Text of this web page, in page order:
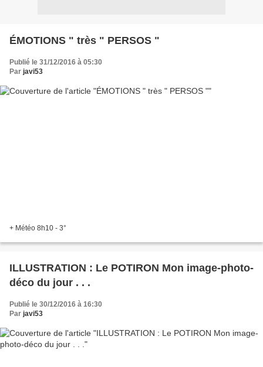
ÉMOTIONS " très " PERSOS "
Publié le 31/12/2016 à 05:30
Par javi53
+ Météo 8h10 - 3°
ILLUSTRATION : Le POTIRON Mon image-photo-
déco du jour . . .
Publié le 30/12/2016 à 16:30
Par javi53